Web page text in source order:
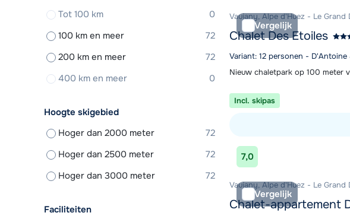
Vergelijk
Vaujany, Alpe d'Huez - Le Grand
Chalet Des Etoiles
Variant: 12 personen -
Nieuw chaletpark op 100 meter
Incl. skipas
Bekijk accommodatie
7,0
Vergelijk
Vaujany, Alpe d'Huez - Le Grand
Chalet-appartement
Tot 100 km
0
100 km en meer
72
200 km en meer
72
400 km en meer
0
Hoogte skigebied
Hoger dan 2000 meter
72
Hoger dan 2500 meter
72
Hoger dan 3000 meter
72
Faciliteiten